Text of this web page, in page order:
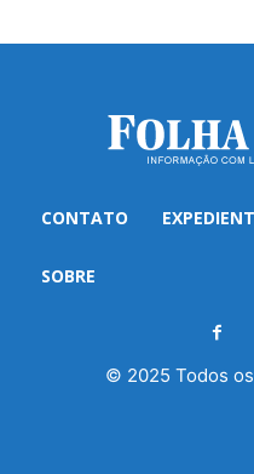
CONTATO
SOBRE
© 2025 Todos